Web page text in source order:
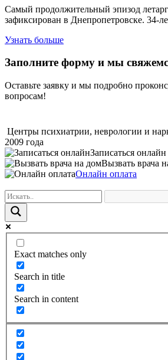
Самый продолжительный эпизод
зафиксирован в Днепропетровске. 34-
Узнать больше
Заполните форму и мы
Оставьте заявку и мы подробно
вопросам!
Центры психиатрии, неврологии и
2009 года
Записаться онлайн
Вызвать врача
Онлайн оплата
Exact matches only
Search in title
Search in content